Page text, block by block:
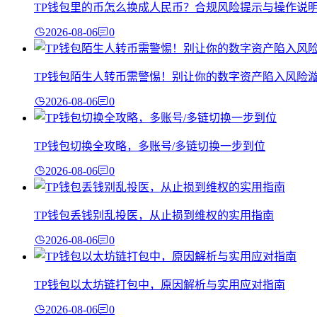
TP钱包里的币怎么换成人民币？合规风险提示与操作说
2026-08-06 0
TP钱包陌生人转币需警惕！别让你的数字资产陷入风险
2026-08-06 0
TP钱包切换全攻略，多账号/多链切换一步到位
2026-08-06 0
TP钱包丢钱别乱投医，从止损到维权的实用指南
2026-08-06 0
TP钱包以太坊链打包中，原因解析与实用应对指南
2026-08-06 0